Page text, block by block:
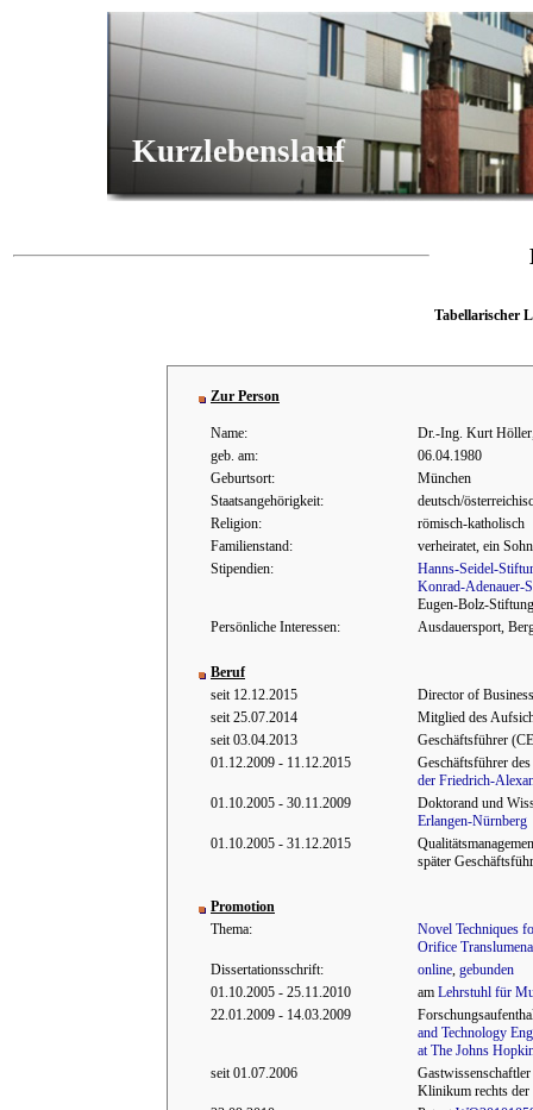
Kurzlebenslauf
Tabellarischer
Zur Person
Name:
Dr.-Ing. Kurt
geb. am:
06.04.1980
Geburtsort:
München
Staatsangehörigkeit:
deutsch/
Religion:
römisch-katholisch
Familienstand:
verheiratet, ein Sohn
Stipendien:
Hanns-Seidel-
Konrad-Adenauer-
Eugen-Bolz-
Persönliche Interessen:
Ausdauersport,
Beruf
seit 12.12.2015
Director of
seit 25.07.2014
Mitglied des
seit 03.04.2013
Geschäftsführer
01.12.2009 - 11.12.2015
Geschäftsführer des
der Friedrich-
01.10.2005 - 30.11.2009
Doktorand und
Erlangen-Nürnberg
01.10.2005 - 31.12.2015
später
Promotion
Thema:
Novel Techniques
Orifice
Dissertationsschrift:
online, gebunden
01.10.2005 - 25.11.2010
am Lehrstuhl für
22.01.2009 - 14.03.2009
and Technology
at The Johns
seit 01.07.2006
Klinikum rechts